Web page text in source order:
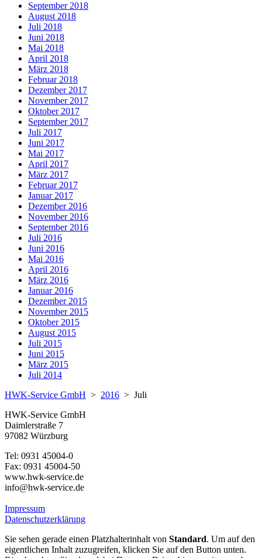
September 2018
August 2018
Juli 2018
Juni 2018
Mai 2018
April 2018
März 2018
Februar 2018
Dezember 2017
November 2017
Oktober 2017
September 2017
Juli 2017
Juni 2017
Mai 2017
April 2017
März 2017
Februar 2017
Januar 2017
Dezember 2016
November 2016
September 2016
Juli 2016
Juni 2016
Mai 2016
April 2016
März 2016
Januar 2016
Dezember 2015
November 2015
Oktober 2015
August 2015
Juli 2015
Juni 2015
März 2015
Juli 2014
HWK-Service GmbH > 2016 > Juli
HWK-Service GmbH
Daimlerstraße 7
97082 Würzburg
Tel: 0931 45004-0
Fax: 0931 45004-50
www.hwk-service.de
info@hwk-service.de
Impressum
Datenschutzerklärung
Sie sehen gerade einen Platzhalterinhalt von Standard. Um auf den
eigentlichen Inhalt zuzugreifen, klicken Sie auf den Button unten.